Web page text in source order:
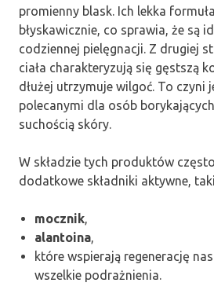
promienny blask. Ich lekka
błyskawicznie, co sprawia, że są
codziennej pielęgnacji. Z drugiej
ciała charakteryzują się gęstszą
dłużej utrzymuje wilgoć. To czyni
polecanymi dla osób
suchością skóry.
W składzie tych produktów
dodatkowe składniki aktywne,
mocznik,
alantoina,
które wspierają regenerację
wszelkie podrażnienia.